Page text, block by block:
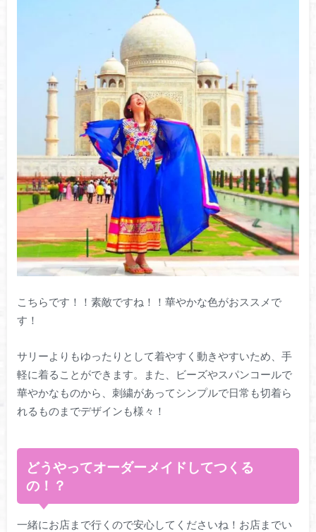
こちらです！！素敵ですね！！華やかな色がおススメで
す！
サリーよりもゆったりとして着やすく動きやすいため、手
軽に着ることができます。また、ビーズやスパンコールで
華やかなものから、刺繍があってシンプルで日常も切着ら
れるものまでデザインも様々！
どうやってオーダーメイドしてつくる
の！？
一緒にお店まで行くので安心してくださいね！お店までい